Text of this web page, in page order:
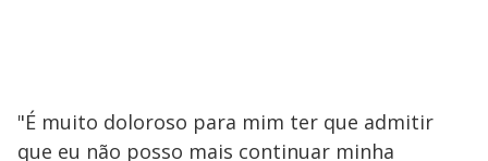
"É muito doloroso para mim ter que admitir
que eu não posso mais continuar minha